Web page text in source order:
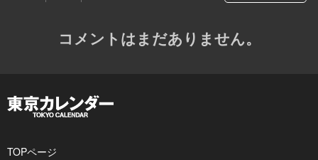
コメントはまだありません。
TOPページ